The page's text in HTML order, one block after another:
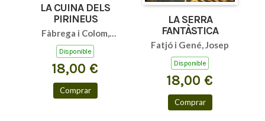
LA CUINA DELS
PIRINEUS
Fàbrega i Colom,
Jaume
Disponible
18,00 €
Comprar
LA SERRA
FANTÀSTICA
Fatjó i Gené, Josep
Disponible
18,00 €
Comprar